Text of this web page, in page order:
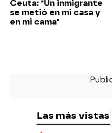
Ceuta: "Un inmigrante
se metió en mi casa y
en mi cama"
Las más vistas